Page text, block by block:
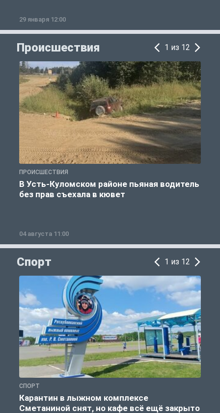
29 января 12:00
Происшествия 1 из 12
ПРОИСШЕСТВИЯ
В Усть-Куломском районе пьяная водитель
без прав съехала в кювет
04 августа 11:00
Спорт 1 из 12
СПОРТ
Карантин в лыжном комплексе
Сметаниной снят, но кафе всё ещё закрыто